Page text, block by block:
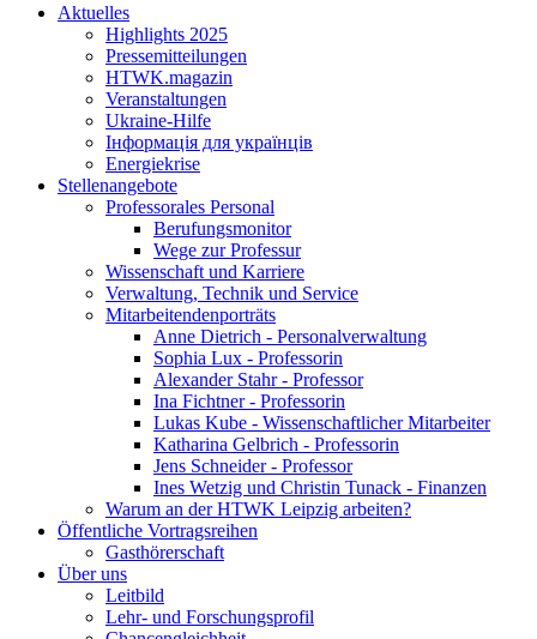
Aktuelles
Highlights 2025
Pressemitteilungen
HTWK.magazin
Veranstaltungen
Ukraine-Hilfe
Інформація для українців
Energiekrise
Stellenangebote
Professorales Personal
Berufungsmonitor
Wege zur Professur
Wissenschaft und Karriere
Verwaltung, Technik und Service
Mitarbeitendenporträts
Anne Dietrich - Personalverwaltung
Sophia Lux - Professorin
Alexander Stahr - Professor
Ina Fichtner - Professorin
Lukas Kube - Wissenschaftlicher Mitarbeiter
Katharina Gelbrich - Professorin
Jens Schneider - Professor
Ines Wetzig und Christin Tunack - Finanzen
Warum an der HTWK Leipzig arbeiten?
Öffentliche Vortragsreihen
Gasthörerschaft
Über uns
Leitbild
Lehr- und Forschungsprofil